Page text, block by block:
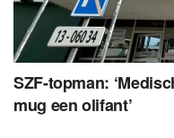
SZF-topman:
mug een olifant’